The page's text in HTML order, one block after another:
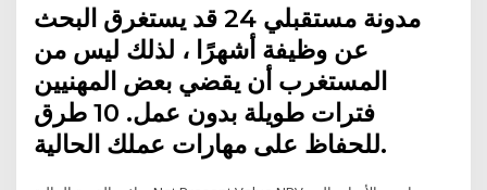
مدونة مستقبلي 24 قد يستغرق البحث
عن وظيفة أشهرًا ، لذلك ليس من
المستغرب أن يقضي بعض المهنيين
فترات طويلة بدون عمل. 10 طرق
للحفاظ على مهارات عملك الحالية.